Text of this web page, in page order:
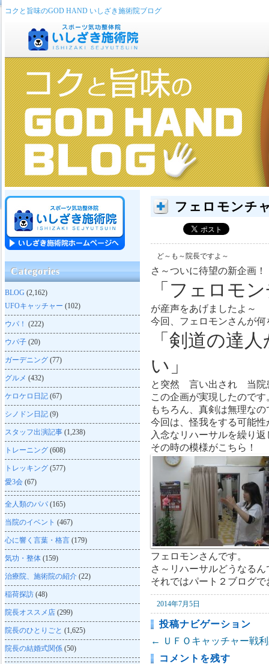
コクと旨味のGOD HAND いしざき施術院ブログ
フェロモンチ
ど～も～院長ですよ～
さ～ついに待望の新企画
「フェロモ
が産声をあげましたよ～
今回、フェロモンさんが何
「剣道の達
い」
と突然 言い出され 当院
この企画が実現したのです
もちろん、真剣は無理な
今回は、怪我をする可能性
入念なリハーサルを繰り
その時の模様がこちら！
フェロモンさんです。
さ～リハーサルどうなる
それではパート２ブログ
2014年7月5日
投稿ナビゲーション
←
ＵＦＯキャッチャー戦
コメントを残す
Categories
BLOG (2,162)
UFOキャッチャー (102)
ウパ！ (222)
ウパ子 (20)
ガーデニング (77)
グルメ (432)
ケロケロ日記 (67)
シノドン日記 (9)
スタッフ出演記事 (1,238)
トレーニング (608)
トレッキング (577)
愛3会 (67)
全人類のパパ (165)
当院のイベント (467)
心に響く言葉・格言 (179)
気功・整体 (159)
治療院、施術院の紹介 (22)
稲荷探訪 (48)
院長オススメ店 (299)
院長のひとりごと (1,625)
院長の結婚式関係 (50)